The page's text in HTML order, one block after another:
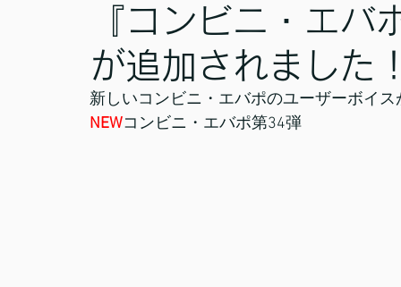
『コンビニ・エバ
が追加されました
新しいコンビニ・エバポのユーザーボイ
NEWコンビニ・エバポ第34弾